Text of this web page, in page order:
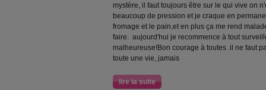
mystère, il faut toujours être sur le qui vive on
beaucoup de pression et je craque en
fromage et le pain,et en plus ça me rend
faire. aujourd'hui je recommence à tout
malheureuse!Bon courage à toutes .il ne faut
toute une vie, jamais
lire la suite